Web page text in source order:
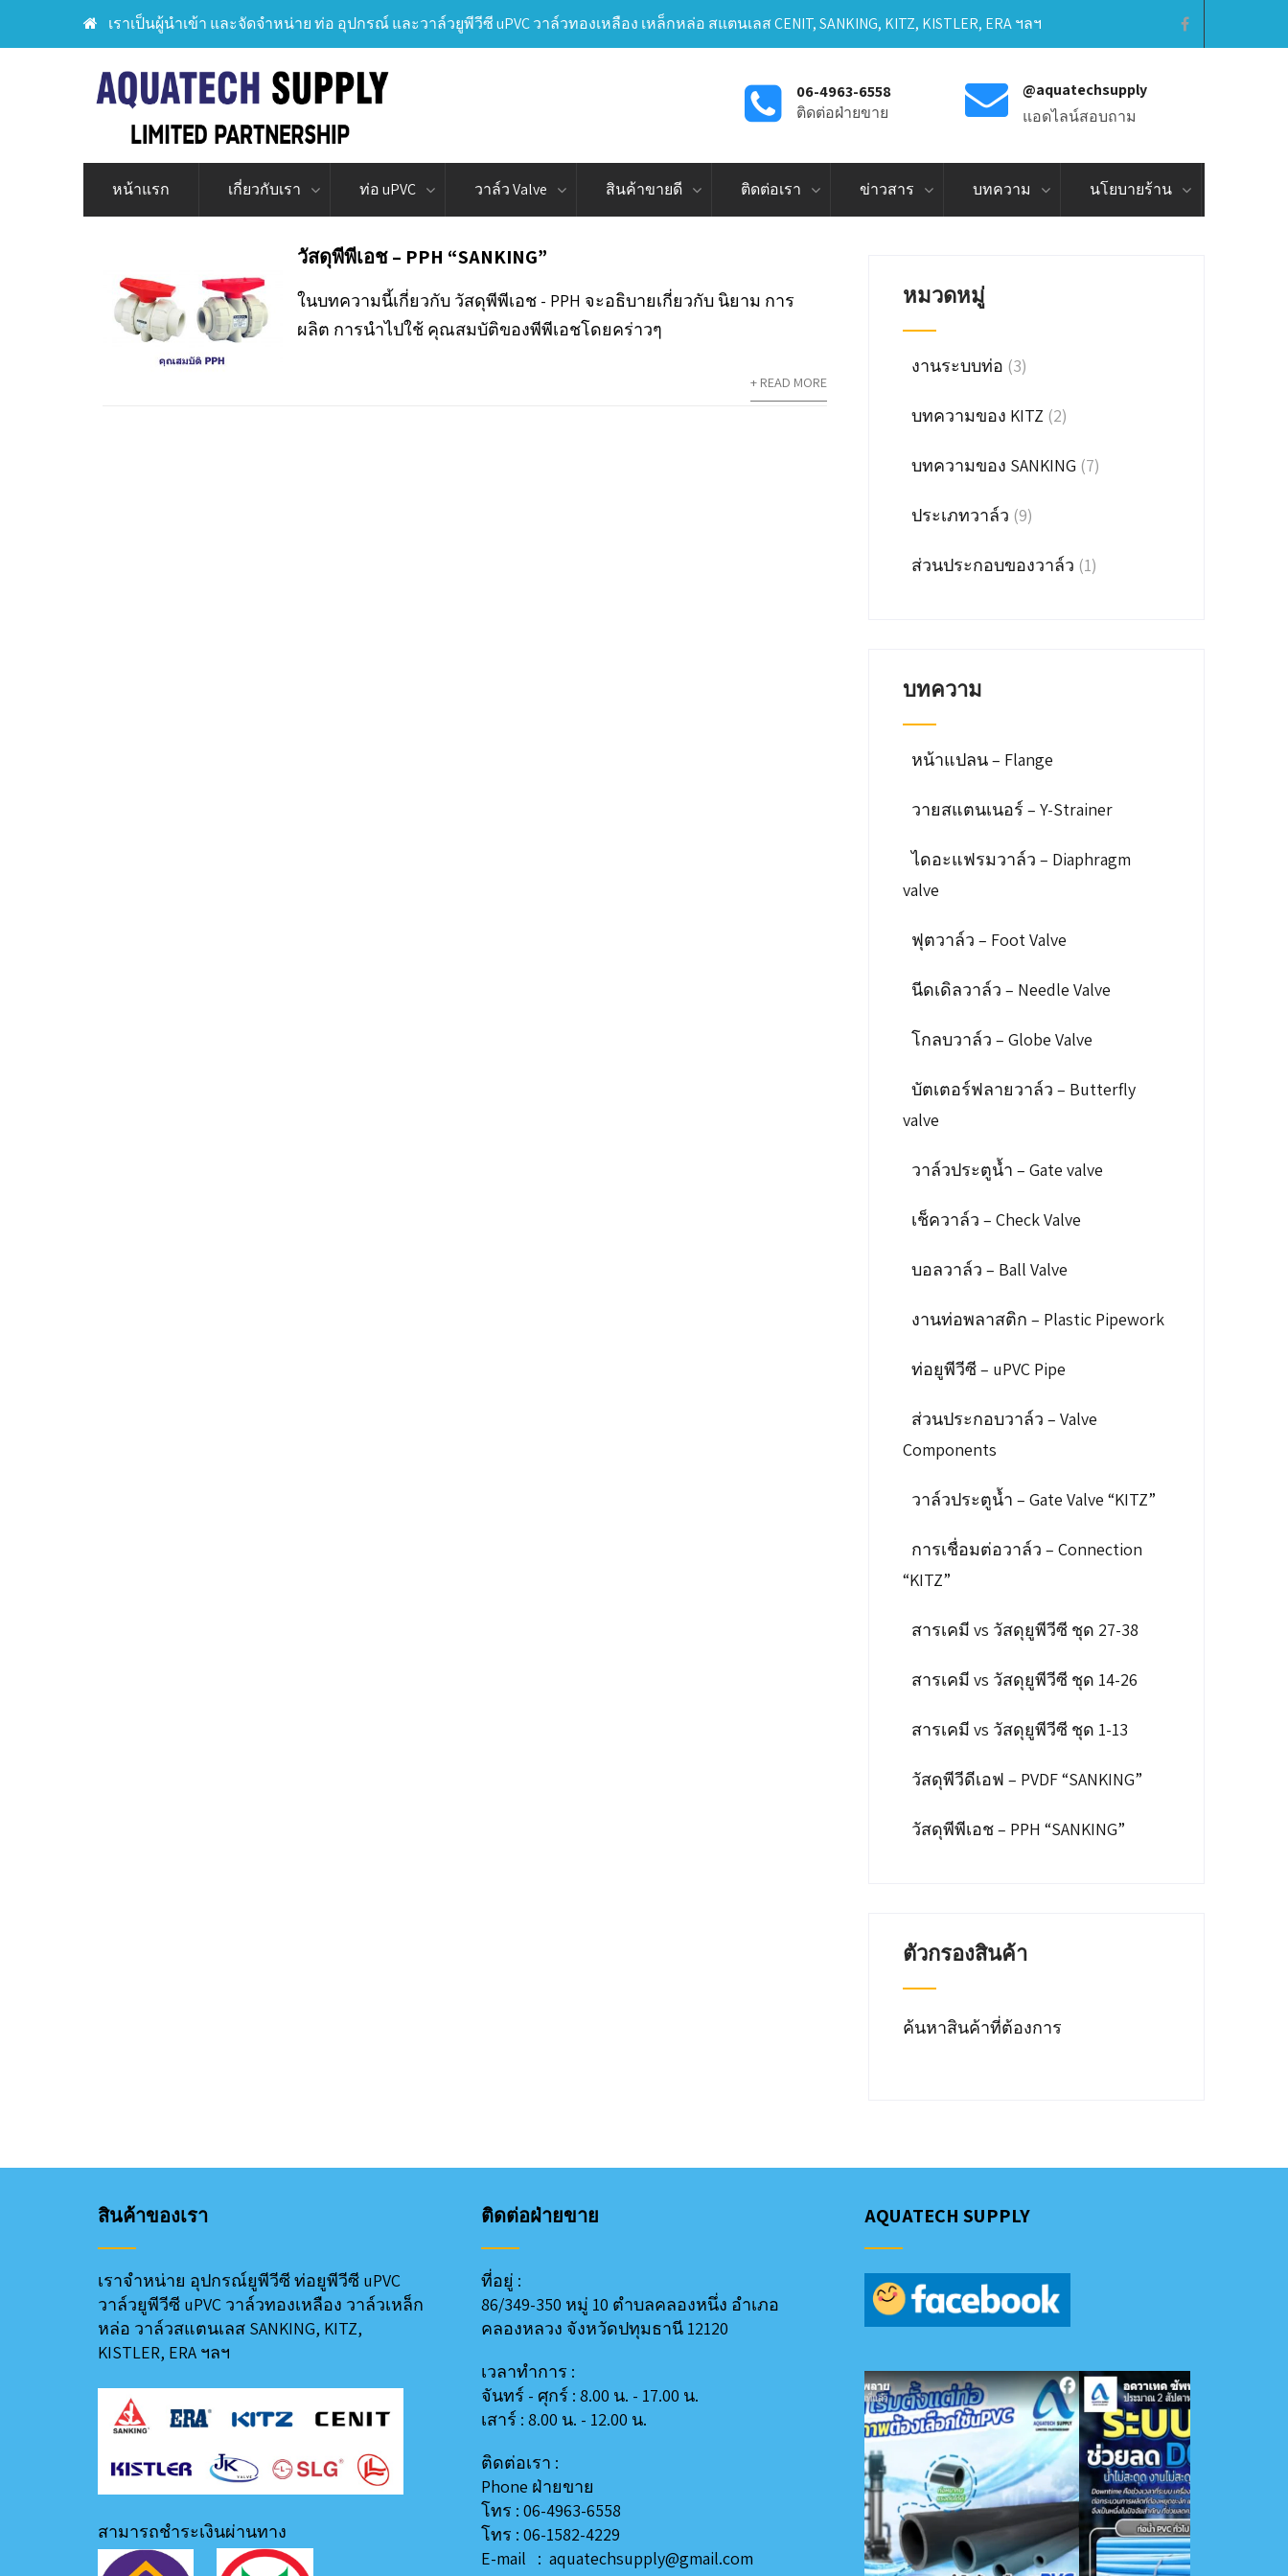
เราเป็นผู้นำเข้า และจัดจำหน่าย ท่อ อุปกรณ์ และวาล์วยูพีวีซี uPVC วาล์วทองเหลือง เหล็กหล่อ สแตนเลส CENIT, SANKING, KITZ, KISTLER, ERA ฯลฯ
06-4963-6558
ติดต่อฝ่ายขาย
@aquatechsupply
แอดไลน์สอบถาม
หน้าแรก เกี่ยวกับเรา ท่อ uPVC วาล์ว Valve สินค้าขายดี ติดต่อเรา ข่าวสาร บทความ นโยบายร้าน
วัสดุพีพีเอช – PPH “SANKING”
ในบทความนี้เกี่ยวกับ วัสดุพีพีเอช - PPH จะอธิบายเกี่ยวกับ นิยาม การ
ผลิต การนำไปใช้ คุณสมบัติของพีพีเอชโดยคร่าวๆ
+ READ MORE
หมวดหมู่
งานระบบท่อ (3)
บทความของ KITZ (2)
บทความของ SANKING (7)
ประเภทวาล์ว (9)
ส่วนประกอบของวาล์ว (1)
บทความ
หน้าแปลน – Flange
วายสแตนเนอร์ – Y-Strainer
ไดอะแฟรมวาล์ว – Diaphragm
valve
ฟุตวาล์ว – Foot Valve
นีดเดิลวาล์ว – Needle Valve
โกลบวาล์ว – Globe Valve
บัตเตอร์ฟลายวาล์ว – Butterfly
valve
วาล์วประตูน้ำ – Gate valve
เช็ควาล์ว – Check Valve
บอลวาล์ว – Ball Valve
งานท่อพลาสติก – Plastic Pipework
ท่อยูพีวีซี – uPVC Pipe
ส่วนประกอบวาล์ว – Valve
Components
วาล์วประตูน้ำ – Gate Valve “KITZ”
การเชื่อมต่อวาล์ว – Connection
“KITZ”
สารเคมี vs วัสดุยูพีวีซี ชุด 27-38
สารเคมี vs วัสดุยูพีวีซี ชุด 14-26
สารเคมี vs วัสดุยูพีวีซี ชุด 1-13
วัสดุพีวีดีเอฟ – PVDF “SANKING”
วัสดุพีพีเอช – PPH “SANKING”
ตัวกรองสินค้า
ค้นหาสินค้าที่ต้องการ
สินค้าของเรา
เราจำหน่าย อุปกรณ์ยูพีวีซี ท่อยูพีวีซี uPVC
วาล์วยูพีวีซี uPVC วาล์วทองเหลือง วาล์วเหล็ก
หล่อ วาล์วสแตนเลส SANKING, KITZ,
KISTLER, ERA ฯลฯ
สามารถชำระเงินผ่านทาง
ติดต่อฝ่ายขาย
ที่อยู่ :
86/349-350 หมู่ 10 ตำบลคลองหนึ่ง อำเภอ
คลองหลวง จังหวัดปทุมธานี 12120
เวลาทำการ :
จันทร์ - ศุกร์ : 8.00 น. - 17.00 น.
เสาร์ : 8.00 น. - 12.00 น.
ติดต่อเรา :
Phone ฝ่ายขาย
โทร : 06-4963-6558
โทร : 06-1582-4229
E-mail : aquatechsupply@gmail.com
AQUATECH SUPPLY